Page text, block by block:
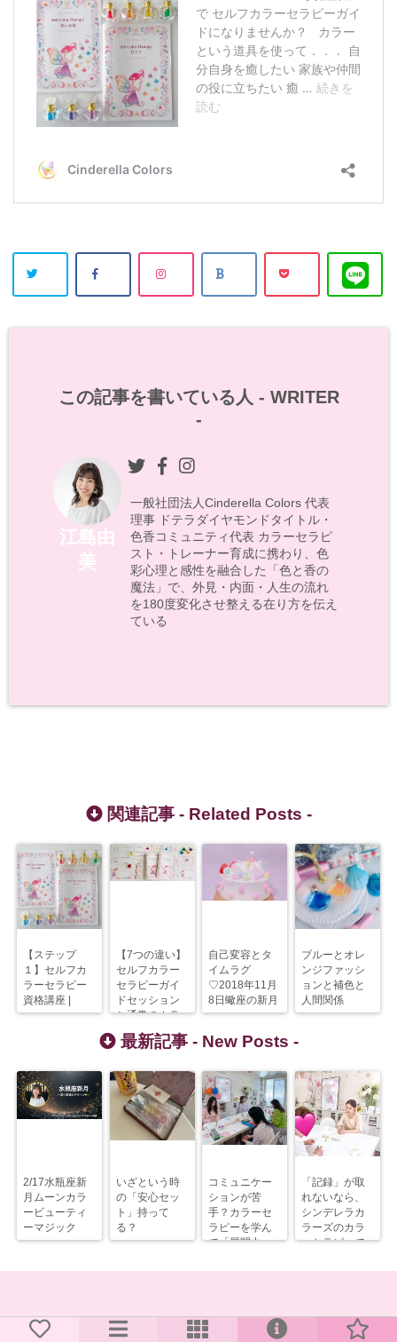
この記事を書いている人 - WRITER
-
江島由
美
一般社団法人Cinderella Colors 代表
理事 ドテラダイヤモンドタイトル・
色香コミュニティ代表 カラーセラピ
スト・トレーナー育成に携わり、色
彩心理と感性を融合した「色と香の
魔法」で、外見・内面・人生の流れ
を180度変化させ整える在り方を伝え
ている
関連記事 - Related Posts -
【ステップ
１】セルフカ
ラーセラピー
資格講座 |
【7つの違い】
セルフカラー
セラピーガイ
ドセッション
と通常のカラ
ーセラピー
自己変容とタ
イムラグ
♡2018年11月
8日蠍座の新月
ブルーとオレ
ンジファッシ
ョンと補色と
人間関係
最新記事 - New Posts -
2/17水瓶座新
月ムーンカラ
ービューティ
ーマジック
いざという時
の「安心セッ
ト」持って
る？
コミュニケー
ションが苦
手？カラーセ
ラピーを学ん
で「質問力」
し！
「記録」が取
れないなら、
シンデレラカ
ラーズのカラ
ーセラピーで